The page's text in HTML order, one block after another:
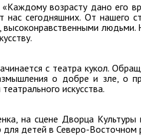
возрасту дано его
сегодняшних. От нашего
с театра кукол.
о добре и зле, о
искусства.
на сцене Дворца
детей в Северо-Восточном